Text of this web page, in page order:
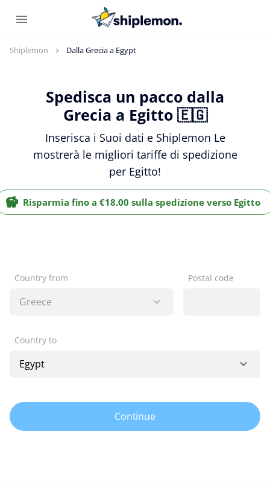
Shiplemon Dalla Grecia a Egypt
Spedisca un pacco dalla
Grecia a Egitto 🇪🇬
Inserisca i Suoi dati e Shiplemon Le
mostrerà le migliori tariffe di spedizione
per Egitto!
Risparmia fino a €18.00 sulla spedizione verso Egitto
Country from Postal code
Country to
Continue